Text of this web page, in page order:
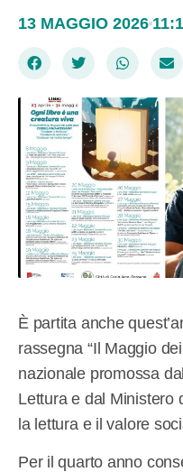
13 MAGGIO 2026
È partita anche
rassegna “Il Maggio
nazionale promossa
Lettura e dal Ministero
la lettura e il valore
Per il quarto anno